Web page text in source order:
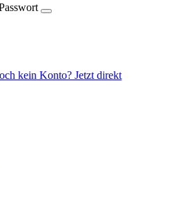
kein Konto? Jetzt direkt